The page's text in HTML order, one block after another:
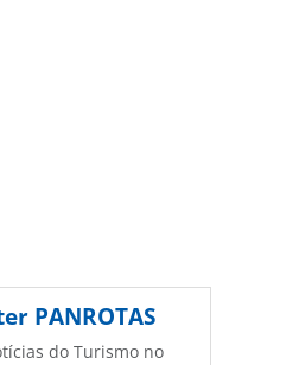
PANROTAS
do Turismo no